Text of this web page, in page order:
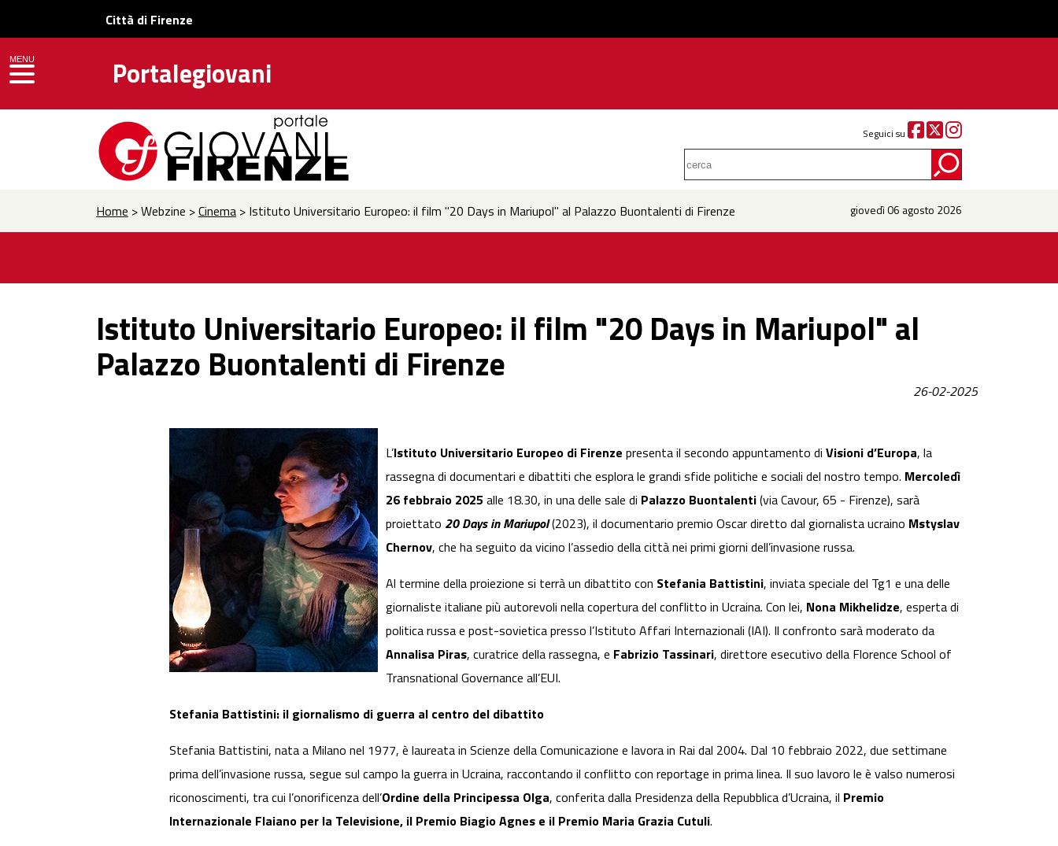
Città di Firenze
Portalegiovani
Seguici su
MENU
toggle navigation
Home > Webzine >Cinema > Istituto Universitario Europeo: il film "20 Days in Mariupol" al Palazzo Buontalenti di Firenze giovedì 06 agosto 2026
Istituto Universitario Europeo: il film "20 Days in Mariupol" al
Palazzo Buontalenti di Firenze
26-02-2025
L’Istituto Universitario Europeo di Firenze presenta il secondo appuntamento diVisioni d’Europa, la
rassegna di documentari e dibattiti che esplora le grandi sfide politiche e sociali del nostro tempo. Mercoledì
26 febbraio 2025 alle 18.30, in una delle sale di Palazzo Buontalenti(via Cavour, 65 - Firenze), sarà
proiettato 20 Days in Mariupol(2023), il documentario premio Oscar diretto dal giornalista ucraino Mstyslav
Chernov, che ha seguito da vicino l’assedio della città nei primi giorni dell’invasione russa.
Al termine della proiezione si terrà un dibattito con Stefania Battistini, inviata speciale del Tg1 e una delle
giornaliste italiane più autorevoli nella copertura del conflitto in Ucraina. Con lei, Nona Mikhelidze, esperta di
politica russa e post-sovietica presso l’Istituto Affari Internazionali (IAI). Il confronto sarà moderato da
Annalisa Piras, curatrice della rassegna, e Fabrizio Tassinari, direttore esecutivo della Florence School of
Transnational Governance all’EUI.
Stefania Battistini: il giornalismo di guerra al centro del dibattito
Stefania Battistini, nata a Milano nel 1977, è laureata in Scienze della Comunicazione e lavora in Rai dal 2004. Dal 10 febbraio 2022, due settimane
prima dell’invasione russa, segue sul campo la guerra in Ucraina, raccontando il conflitto con reportage in prima linea. Il suo lavoro le è valso numerosi
riconoscimenti, tra cui l’onorificenza dell’Ordine della Principessa Olga, conferita dalla Presidenza della Repubblica d’Ucraina, il Premio
Internazionale Flaiano per la Televisione, il Premio Biagio Agnes e il Premio Maria Grazia Cutuli.